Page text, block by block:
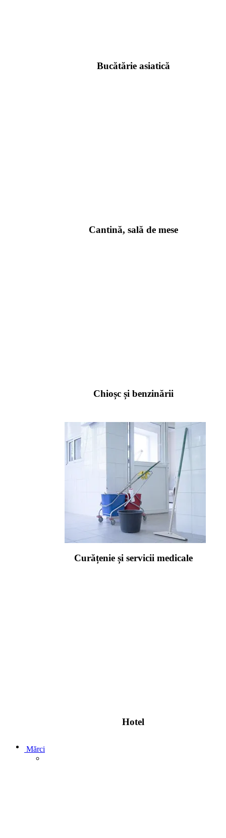
Bucătărie asiatică
Cantină, sală de mese
Chioșc și benzinării
Curățenie și servicii medicale
Hotel
Mărci